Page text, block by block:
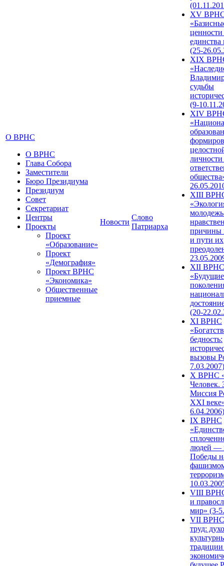
О ВРНС
О ВРНС
Глава Собора
Заместители
Бюро Президиума
Президиум
Совет
Секретариат
Центры
Проекты
Проект
«Образование»
Проект
«Демография»
Проект ВРНС
«Экономика»
Общественные
приемные
Новости
Слово
Патриарха
XV
единства
(25-
XIX
судьбы
(9-
XIV
XIII
причины
и пути их
XII ВРНС
«Будущие
(20-
XI ВРНС
бедность:
вызовы
7.03.2007)
X ВРНС
Человек.
Миссия
XXI
6.04.2006)
IX ВРНС
людей —
Победы
VIII
и
мир» (3-
VII ВРНС
труд: